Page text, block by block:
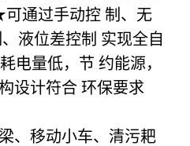
通过手动控 制、无
液位差控制 实现全自
电量低，节 约能源，
设计符合 环保要求
、移动小车、清污耙